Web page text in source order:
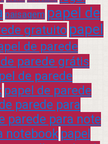
paisagem papel de
gratuito papel
de parede
parede grátis
de parede
papel de parede
parede para
parede para note
notebook papel